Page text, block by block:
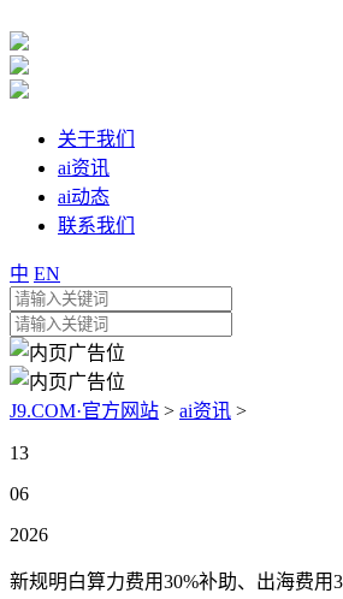
关于我们
ai资讯
ai动态
联系我们
中 EN
J9.COM·官方网站 > ai资讯 >
13
06
2026
新规明白算力费用30%补助、出海费用